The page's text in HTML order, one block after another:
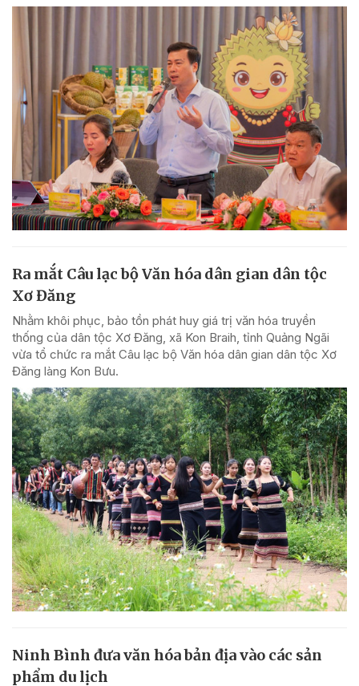
Ra mắt Câu lạc bộ Văn hóa dân gian dân tộc
Xơ Đăng
Nhằm khôi phục, bảo tồn phát huy giá trị văn hóa truyền
thống của dân tộc Xơ Đăng, xã Kon Braih, tỉnh Quảng Ngãi
vừa tổ chức ra mắt Câu lạc bộ Văn hóa dân gian dân tộc Xơ
Đăng làng Kon Bưu.
Ninh Bình đưa văn hóa bản địa vào các sản
phẩm du lịch